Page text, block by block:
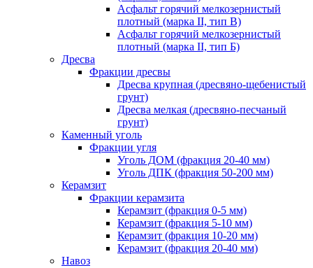
Асфальт горячий мелкозернистый
плотный (марка II, тип В)
Асфальт горячий мелкозернистый
плотный (марка II, тип Б)
Дресва
Фракции дресвы
Дресва крупная (дресвяно-щебенистый
грунт)
Дресва мелкая (дресвяно-песчаный
грунт)
Каменный уголь
Фракции угля
Уголь ДОМ (фракция 20-40 мм)
Уголь ДПК (фракция 50-200 мм)
Керамзит
Фракции керамзита
Керамзит (фракция 0-5 мм)
Керамзит (фракция 5-10 мм)
Керамзит (фракция 10-20 мм)
Керамзит (фракция 20-40 мм)
Навоз